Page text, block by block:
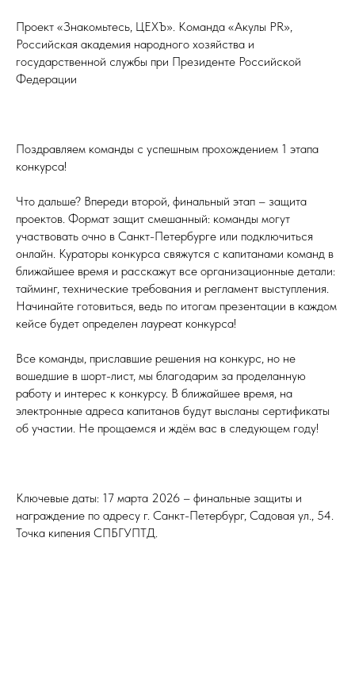
Проект «Знакомьтесь, ЦЕХЪ». Команда «Акулы PR»,
Российская академия народного хозяйства и
государственной службы при Президенте Российской
Федерации
Поздравляем команды с успешным прохождением 1 этапа
конкурса!
Что дальше? Впереди второй, финальный этап – защита
проектов. Формат защит смешанный: команды могут
участвовать очно в Санкт-Петербурге или подключиться
онлайн. Кураторы конкурса свяжутся с капитанами команд в
ближайшее время и расскажут все организационные детали:
тайминг, технические требования и регламент выступления.
Начинайте готовиться, ведь по итогам презентации в каждом
кейсе будет определен лауреат конкурса!
Все команды, приславшие решения на конкурс, но не
вошедшие в шорт-лист, мы благодарим за проделанную
работу и интерес к конкурсу. В ближайшее время, на
электронные адреса капитанов будут высланы сертификаты
об участии. Не прощаемся и ждём вас в следующем году!
Ключевые даты: 17 марта 2026 – финальные защиты и
награждение по адресу г. Санкт-Петербург, Садовая ул., 54.
Точка кипения СПБГУПТД.